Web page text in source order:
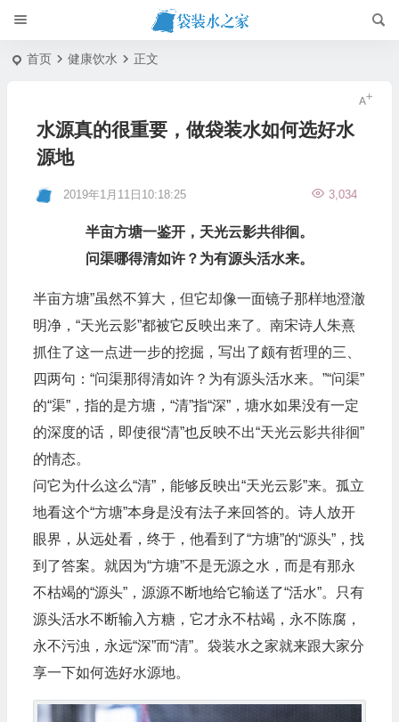
首页 健康饮水 正文
水源真的很重要，做袋装水如何选好水
源地
2019年1月11日10:18:25 3,034
半亩方塘一鉴开，天光云影共徘徊。
问渠哪得清如许？为有源头活水来。
半亩方塘”虽然不算大，但它却像一面镜子那样地澄澈
明净，“天光云影”都被它反映出来了。南宋诗人朱熹
抓住了这一点进一步的挖掘，写出了颇有哲理的三、
四两句：“问渠那得清如许？为有源头活水来。”“问渠”
的“渠”，指的是方塘，“清”指“深”，塘水如果没有一定
的深度的话，即使很“清”也反映不出“天光云影共徘徊”
的情态。
问它为什么这么“清”，能够反映出“天光云影”来。孤立
地看这个“方塘”本身是没有法子来回答的。诗人放开
眼界，从远处看，终于，他看到了“方塘”的“源头”，找
到了答案。就因为“方塘”不是无源之水，而是有那永
不枯竭的“源头”，源源不断地给它输送了“活水”。只有
源头活水不断输入方糖，它才永不枯竭，永不陈腐，
永不污浊，永远“深”而“清”。袋装水之家就来跟大家分
享一下如何选好水源地。